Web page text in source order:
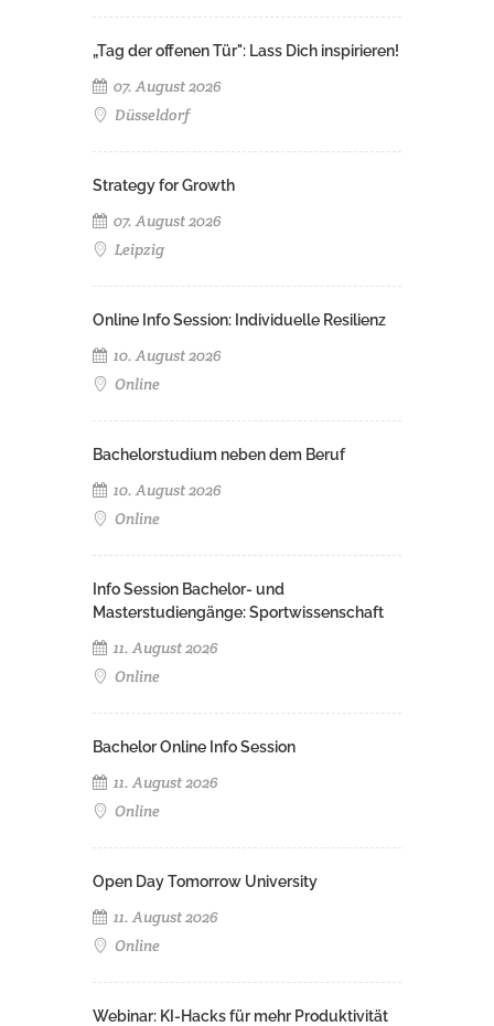
„Tag der offenen Tür": Lass Dich inspirieren!
07. August 2026
Düsseldorf
Strategy for Growth
07. August 2026
Leipzig
Online Info Session: Individuelle Resilienz
10. August 2026
Online
Bachelorstudium neben dem Beruf
10. August 2026
Online
Info Session Bachelor- und
Masterstudiengänge: Sportwissenschaft
11. August 2026
Online
Bachelor Online Info Session
11. August 2026
Online
Open Day Tomorrow University
11. August 2026
Online
Webinar: KI-Hacks für mehr Produktivität